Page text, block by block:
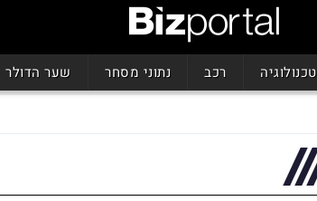
טכנולוגיה רכב נתוני מסחר שער הדולר